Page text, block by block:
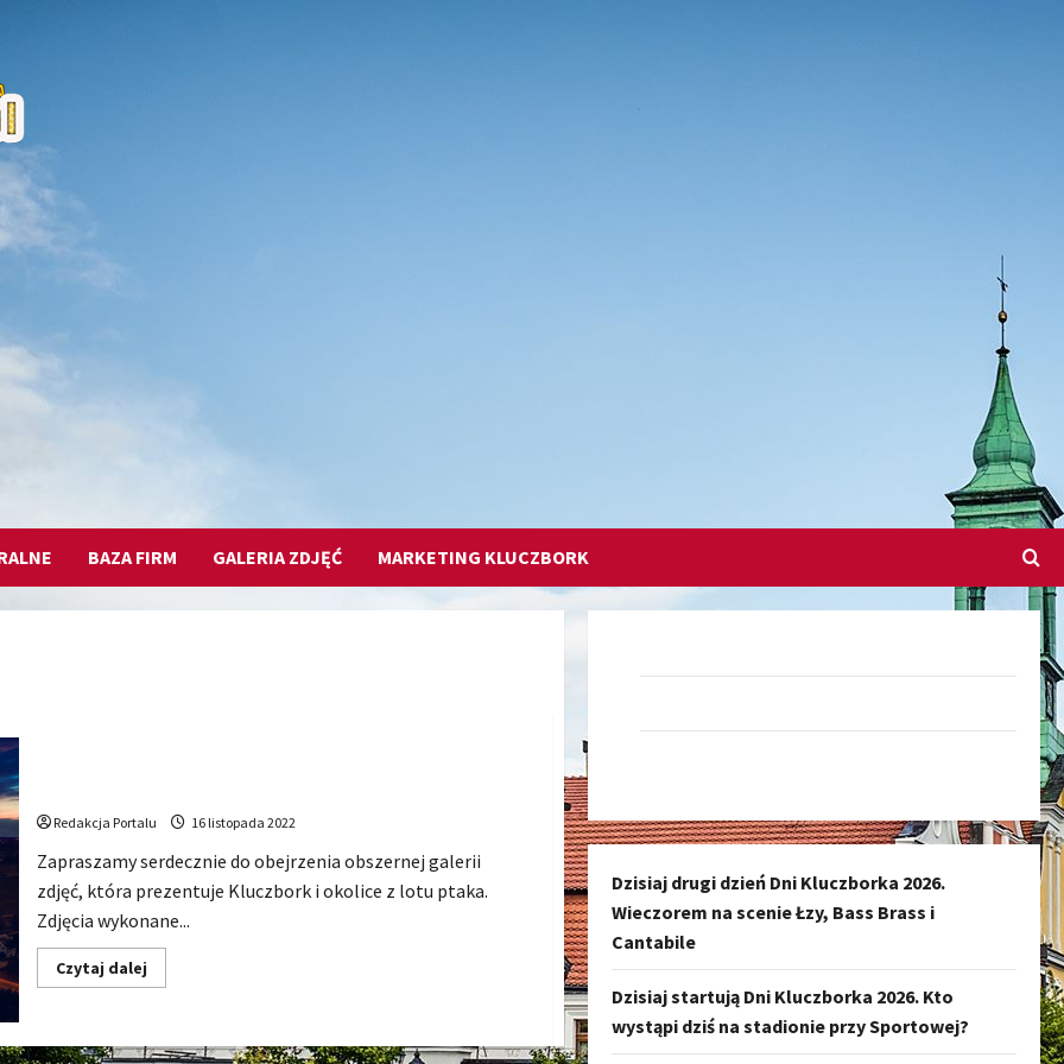
BAZA FIRM GALERIA ZDJĘĆ MARKETING KLUCZBORK
Redakcja Portalu 16 listopada 2022
Zapraszamy serdecznie do obejrzenia obszernej galerii
zdjęć, która prezentuje Kluczbork i okolice z lotu ptaka.
Zdjęcia wykonane...
Czytaj dalejDowiedz
się
z
Dzisiaj drugi dzień Dni Kluczborka 2026.
Wieczorem na scenie Łzy, Bass Brass i
Cantabile
Dzisiaj startują Dni Kluczborka 2026. Kto
wystąpi dziś na stadionie przy Sportowej?